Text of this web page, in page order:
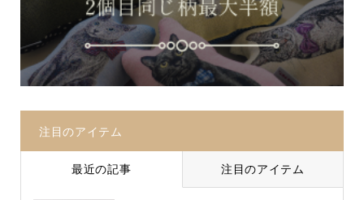
注目のアイテム
最近の記事 注目のアイテム